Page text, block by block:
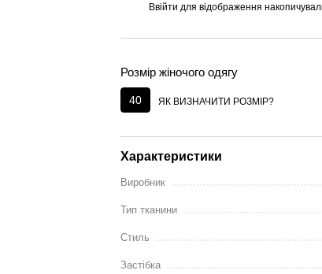
Ввійти для відображення
Розмір жіночого одягу
40 ЯК ВИЗНАЧИТИ РОЗМІР?
Характеристики
Виробник
Тип тканини
Стиль
Застібка